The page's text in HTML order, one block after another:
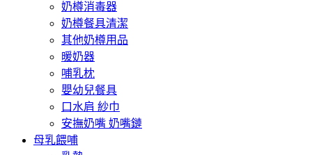
奶樽消毒器
奶樽餐具清潔
其他奶樽用品
暖奶器
哺乳枕
嬰幼兒餐具
口水肩 紗巾
安撫奶嘴 奶嘴鏈
母乳餵哺